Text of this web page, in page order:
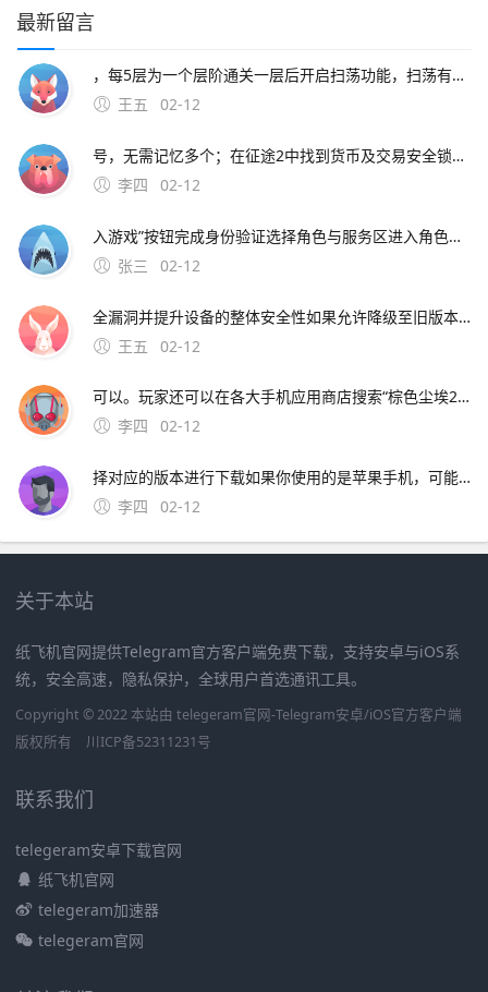
最新留言
，每5层为一个层阶通关一层后开启扫荡功能，扫荡有次数和冷却时间限制征途2内测版太庙搬砖攻略太庙搬砖；一进入游戏 下载安装在手机中安装征途2手游选择区服打开游戏后，选择游戏区服，点击踏上征途创建角色选择角色性别，输
王五
02-12
号，无需记忆多个；在征途2中找到货币及交易安全锁功能的操作步骤如下下载安装游戏使用安卓系统设备如s9+，下载并完成征途2的安装，点击游戏图标进入启动界面登录账号在
李四
02-12
入游戏”按钮完成身份验证选择角色与服务区进入角色创建界面后，选择需操作的角色形象，并指定对应的游戏服务。手游端与端游想通，你可以利用自己的闲余时间在手机上进行每日的任务，下班之后就能在电脑旁开启热血国战，感兴趣的
张三
02-12
全漏洞并提升设备的整体安全性如果允许降级至旧版本，那么攻击者就可能利用这些已知但已被修复的漏洞，对设备进行攻击或获取未授权的访问权限因此，禁止降级是防止此类攻击的重要手段三满足政企客户的安全需求 苹果的产品若要卖给政企客户，通常需要通过各种严格的。安全弱点防
王五
02-12
可以。玩家还可以在各大手机应用商店搜索“棕色尘埃2”或“BrownDust II”，找到官方正版后进行下载应用商店通常会提供游戏的基本信息玩家评分下载量以及更新日志等，有助于玩家更好地了解游戏并选择适合自己的版本在下载时，请确保选择官方正版，避免下载到盗版或恶意软件游戏下载平
李四
02-12
择对应的版本进行下载如果你使用的是苹果手机，可能需要跳转到App Store进行下载如果你使用的是安卓手机，可以。玩家还可以在各大手机应用商店搜索“棕色尘埃2”或“BrownDus
李四
02-12
关于本站
纸飞机官网提供Telegram官方客户端免费下载，支持安卓与iOS系
统，安全高速，隐私保护，全球用户首选通讯工具。
Copyright © 2022 本站由 telegeram官网-Telegram安卓/iOS官方客户端
版权所有
川ICP备52311231号
联系我们
telegeram安卓下载官网
纸飞机官网
telegeram加速器
telegeram官网